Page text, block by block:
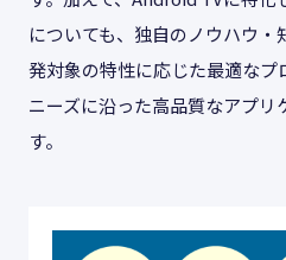
についても、独自のノウハウ・
発対象の特性に応じた最適なプ
ニーズに沿った高品質なアプリ
す。